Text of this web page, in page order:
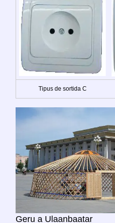
Tipus de sortida C
Geru a Ulaanbaatar